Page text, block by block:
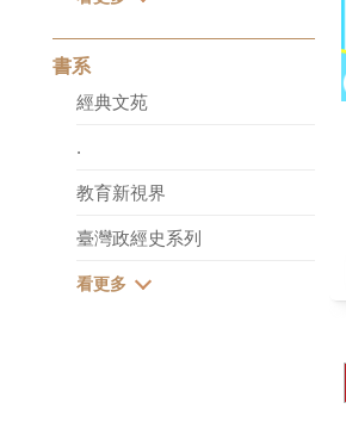
書系
經典文苑
.
教育新視界
臺灣政經史系列